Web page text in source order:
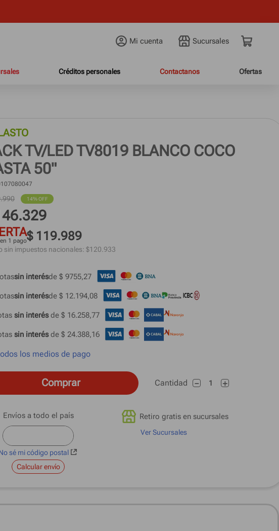
interés y 24 cuotas fijas
Mi cuenta
Créditos personales Contactanos Ofertas
TV/LED TV8019 BLANCO COCO
50"
.990 14% OFF
.329
en 1 pago$ 119.989
sin impuestos nacionales: $120.933
sin interésde $ 9755,27
sin interésde $ 12.194,08
sin interés de $ 16.258,77
sin interés de $ 24.388,16
los medios de pago
Comprar Cantidad ＋
－
sé mi código postal
Calcular envío
Retiro gratis en sucursales
Ver Sucursales